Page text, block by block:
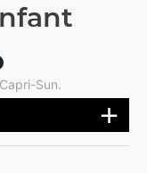
Sun.